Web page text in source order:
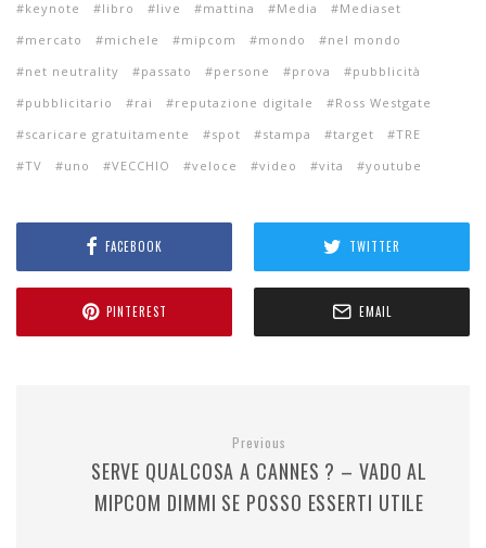
keynote
libro live mattina Media
Mediaset
mercato
michele mipcom mondo
nel mondo
net neutrality
passato persone prova
pubblicità
pubblicitario
rai reputazione digitale
Ross Westgate
scaricare gratuitamente
spot stampa target
TRE
TV
uno VECCHIO veloce video vita youtube
FACEBOOK TWITTER
PINTEREST EMAIL
Previous
SERVE QUALCOSA A CANNES ? – VADO AL
MIPCOM DIMMI SE POSSO ESSERTI UTILE